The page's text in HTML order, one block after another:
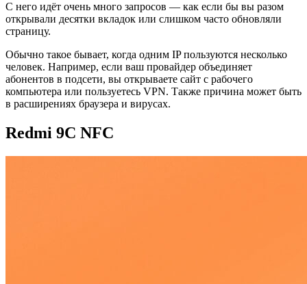
С него идёт очень много запросов — как если бы вы разом
открывали десятки вкладок или слишком часто обновляли
страницу.
Обычно такое бывает, когда одним IP пользуются несколько
человек. Например, если ваш провайдер объединяет
абонентов в подсети, вы открываете сайт с рабочего
компьютера или пользуетесь VPN. Также причина может быть
в расширениях браузера и вирусах.
Redmi 9C NFC